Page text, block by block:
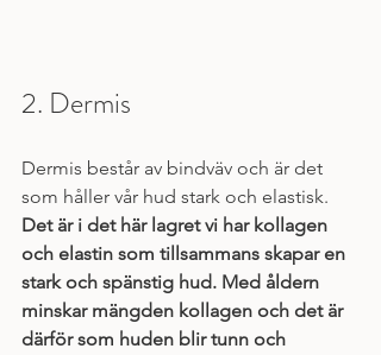
2. Dermis
Dermis består av bindväv och är det
som håller vår hud stark och elastisk.
Det är i det här lagret vi har kollagen
och elastin som tillsammans skapar en
stark och spänstig hud. Med åldern
minskar mängden kollagen och det är
därför som huden blir tunn och